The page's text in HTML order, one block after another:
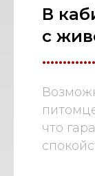
В
с
что